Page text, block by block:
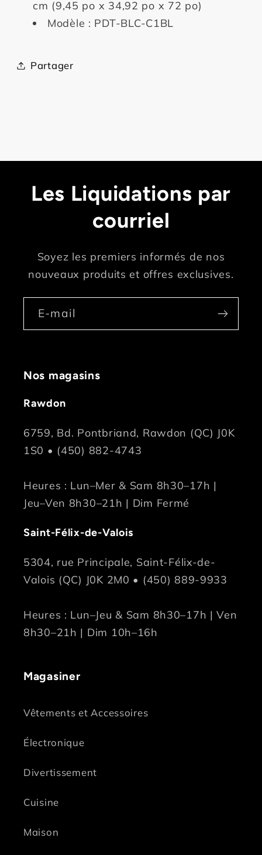
cm (9,45 po x 34,92 po x 72 po)
Modèle : PDT-BLC-C1BL
Partager
Les Liquidations par
courriel
Soyez les premiers informés de nos
nouveaux produits et offres exclusives.
E-mail
Nos magasins
Rawdon
6759, Bd. Pontbriand, Rawdon (QC) J0K
1S0 • (450) 882-4743
Heures : Lun–Mer & Sam 8h30–17h |
Jeu–Ven 8h30–21h | Dim Fermé
Saint-Félix-de-Valois
5304, rue Principale, Saint-Félix-de-
Valois (QC) J0K 2M0 • (450) 889-9933
Heures : Lun–Jeu & Sam 8h30–17h | Ven
8h30–21h | Dim 10h–16h
Magasiner
Vêtements et Accessoires
Électronique
Divertissement
Cuisine
Maison